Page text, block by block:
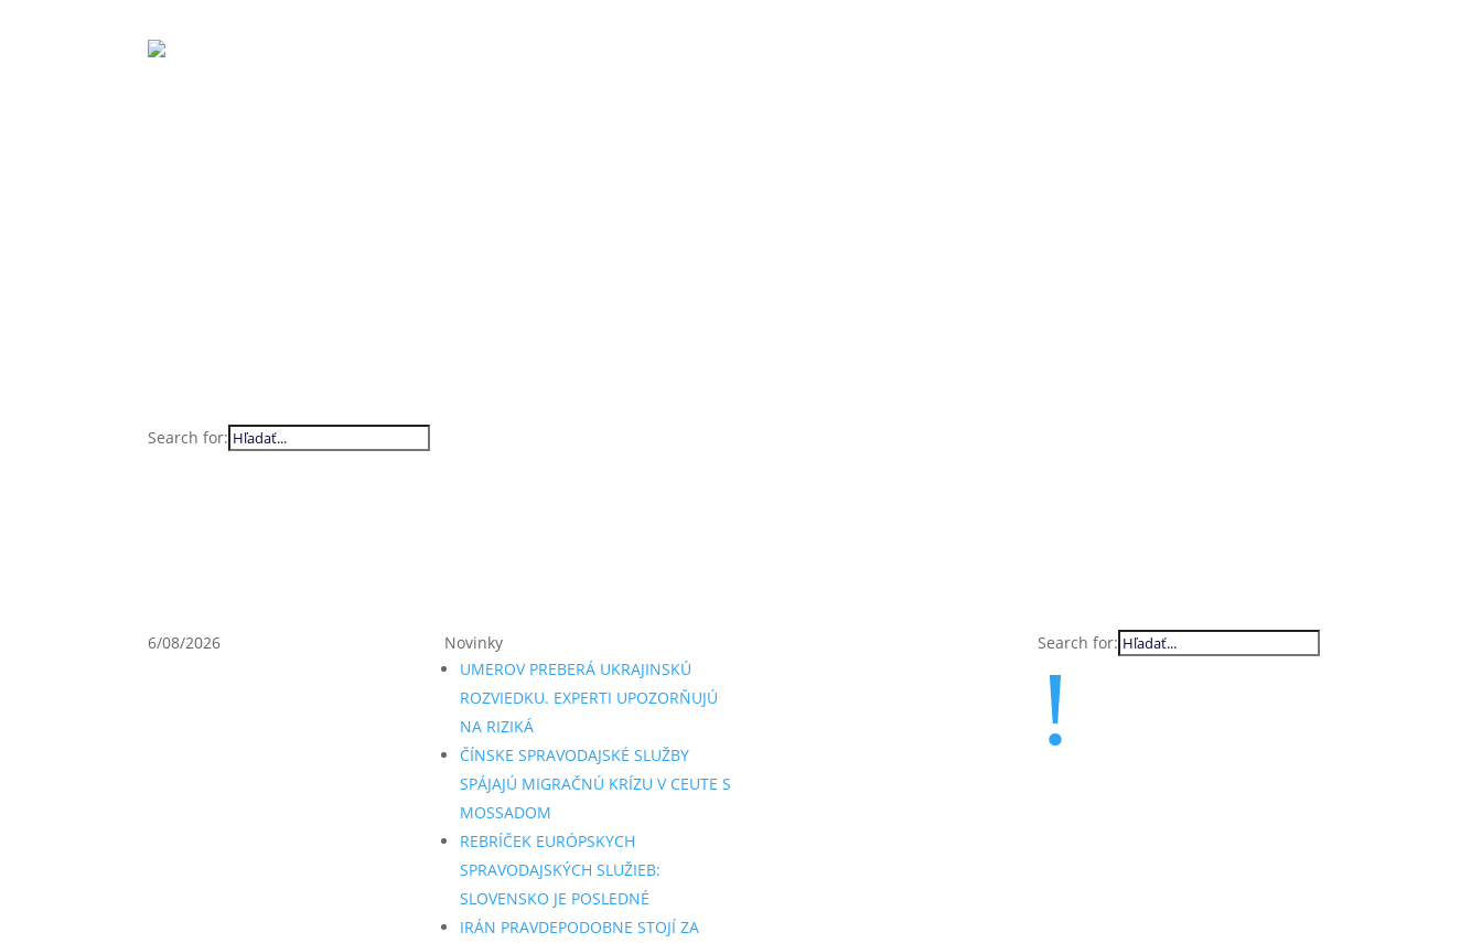
Search for:
6/08/2026
Novinky
UMEROV PREBERÁ UKRAJINSKÚ
ROZVIEDKU. EXPERTI UPOZORŇUJÚ
NA RIZIKÁ
ČÍNSKE SPRAVODAJSKÉ SLUŽBY
SPÁJAJÚ MIGRAČNÚ KRÍZU V CEUTE S
MOSSADOM
REBRÍČEK EURÓPSKYCH
SPRAVODAJSKÝCH SLUŽIEB:
SLOVENSKO JE POSLEDNÉ
IRÁN PRAVDEPODOBNE STOJÍ ZA
Search for:
!